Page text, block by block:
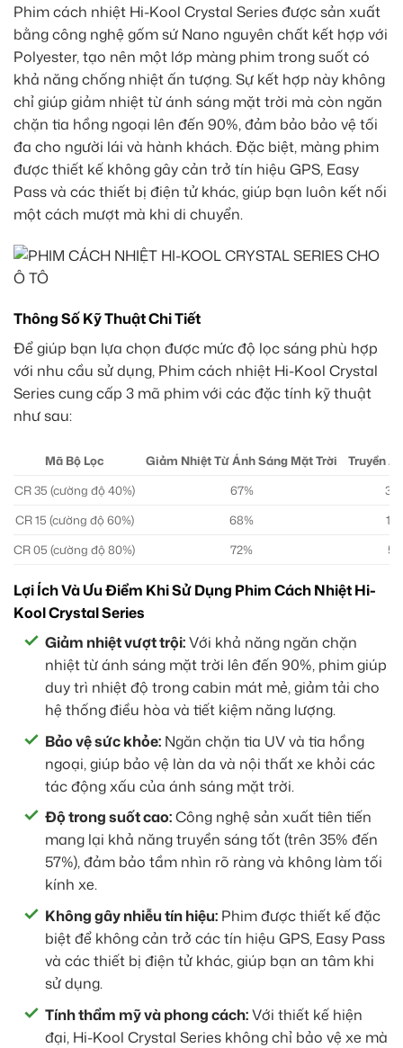
Phim cách nhiệt Hi-Kool Crystal Series được sản xuất
bằng công nghệ gốm sứ Nano nguyên chất kết hợp với
Polyester, tạo nên một lớp màng phim trong suốt có
khả năng chống nhiệt ấn tượng. Sự kết hợp này không
chỉ giúp giảm nhiệt từ ánh sáng mặt trời mà còn ngăn
chặn tia hồng ngoại lên đến 90%, đảm bảo bảo vệ tối
đa cho người lái và hành khách. Đặc biệt, màng phim
được thiết kế không gây cản trở tín hiệu GPS, Easy
Pass và các thiết bị điện tử khác, giúp bạn luôn kết nối
một cách mượt mà khi di chuyển.
Thông Số Kỹ Thuật Chi Tiết
Để giúp bạn lựa chọn được mức độ lọc sáng phù hợp
với nhu cầu sử dụng, Phim cách nhiệt Hi-Kool Crystal
Series cung cấp 3 mã phim với các đặc tính kỹ thuật
như sau:
Mã Bộ Lọc Giảm Nhiệt Từ Ánh Sáng Mặt Trời
Truyền
CR 35 (cường độ 40%)
67%
CR 15 (cường độ 60%)
68%
CR 05 (cường độ 80%)
72%
Lợi Ích Và Ưu Điểm Khi Sử Dụng Phim Cách Nhiệt Hi-
Kool Crystal Series
Giảm nhiệt vượt trội:Với khả năng ngăn chặn
nhiệt từ ánh sáng mặt trời lên đến 90%, phim giúp
duy trì nhiệt độ trong cabin mát mẻ, giảm tải cho
hệ thống điều hòa và tiết kiệm năng lượng.
Bảo vệ sức khỏe: Ngăn chặn tia UV và tia hồng
ngoại, giúp bảo vệ làn da và nội thất xe khỏi các
tác động xấu của ánh sáng mặt trời.
Độ trong suốt cao:Công nghệ sản xuất tiên tiến
mang lại khả năng truyền sáng tốt (trên 35% đến
57%), đảm bảo tầm nhìn rõ ràng và không làm tối
kính xe.
Không gây nhiễu tín hiệu: Phim được thiết kế đặc
biệt để không cản trở các tín hiệu GPS, Easy Pass
và các thiết bị điện tử khác, giúp bạn an tâm khi
sử dụng.
Tính thẩm mỹ và phong cách:Với thiết kế hiện
đại, Hi-Kool Crystal Series không chỉ bảo vệ xe mà